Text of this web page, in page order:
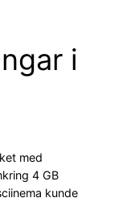
i
med
4 GB
kunde